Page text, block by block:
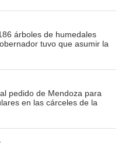
árboles de humedales
tuvo que asumir la
pedido de Mendoza para
en las cárceles de la